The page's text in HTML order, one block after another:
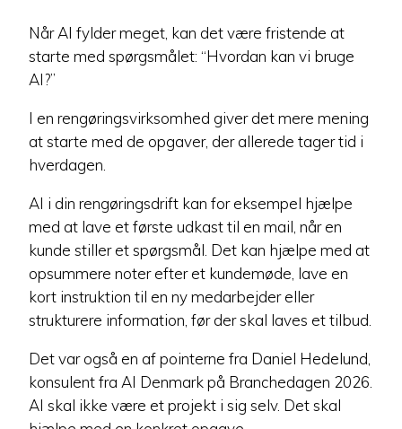
Når AI fylder meget, kan det være fristende at
starte med spørgsmålet: “Hvordan kan vi bruge
AI?”
I en rengøringsvirksomhed giver det mere mening
at starte med de opgaver, der allerede tager tid i
hverdagen.
AI i din rengøringsdrift kan for eksempel hjælpe
med at lave et første udkast til en mail, når en
kunde stiller et spørgsmål. Det kan hjælpe med at
opsummere noter efter et kundemøde, lave en
kort instruktion til en ny medarbejder eller
strukturere information, før der skal laves et tilbud.
Det var også en af pointerne fra Daniel Hedelund,
konsulent fra AI Denmark på Branchedagen 2026.
AI skal ikke være et projekt i sig selv. Det skal